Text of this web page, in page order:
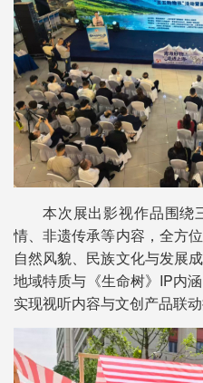
本次展出影视作品围绕
情、非遗传承等内容，全方
自然风貌、民族文化与发展
地域特质与《生命树》IP内
实现视听内容与文创产品联动